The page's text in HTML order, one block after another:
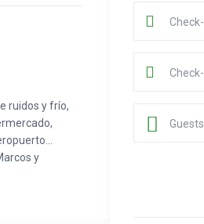
ruidos y frío,
y
Guests